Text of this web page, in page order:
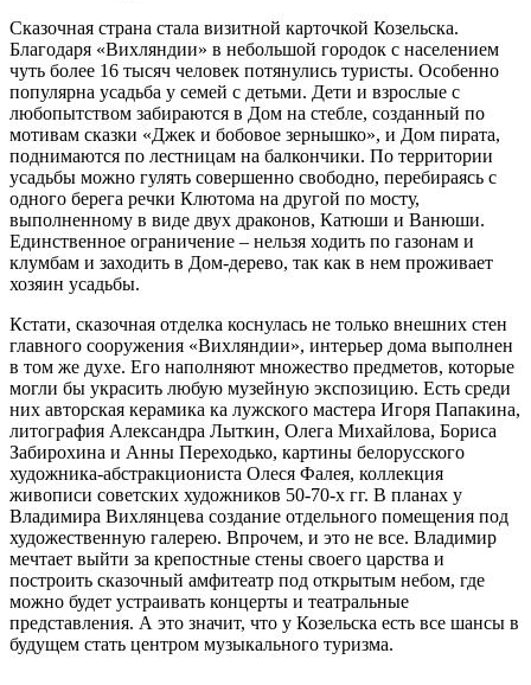
Cказочная страна стала визитной карточкой Козельска.
Благодаря «Вихляндии» в небольшой городок с населением
чуть более 16 тысяч человек потянулись туристы. Особенно
популярна усадьба у семей с детьми. Дети и взрослые с
любопытством забираются в Дом на стебле, созданный по
мотивам сказки «Джек и бобовое зернышко», и Дом пирата,
поднимаются по лестницам на балкончики. По территории
усадьбы можно гулять совершенно свободно, перебираясь с
одного берега речки Клютома на другой по мосту,
выполненному в виде двух драконов, Катюши и Ванюши.
Единственное ограничение – нельзя ходить по газонам и
клумбам и заходить в Дом-дерево, так как в нем проживает
хозяин усадьбы.
Кстати, сказочная отделка коснулась не только внешних стен
главного сооружения «Вихляндии», интерьер дома выполнен
в том же духе. Его наполняют множество предметов, которые
могли бы украсить любую музейную экспозицию. Есть среди
них авторская керамика ка лужского мастера Игоря Папакина,
литография Александра Лыткин, Олега Михайлова, Бориса
Забирохина и Анны Переходько, картины белорусского
художника-абстракциониста Олеся Фалея, коллекция
живописи советс­ких художников 50-70-х гг. В планах у
Владимира Вихлянцева создание отдельного помещения под
художественную галерею. Впрочем, и это не все. Владимир
мечтает выйти за крепостные стены своего царства и
построить сказочный амфитеатр под открытым небом, где
можно будет устраивать концерты и театральные
представления. А это значит, что у Козельска есть все шансы в
будущем стать центром музыкального туризма.